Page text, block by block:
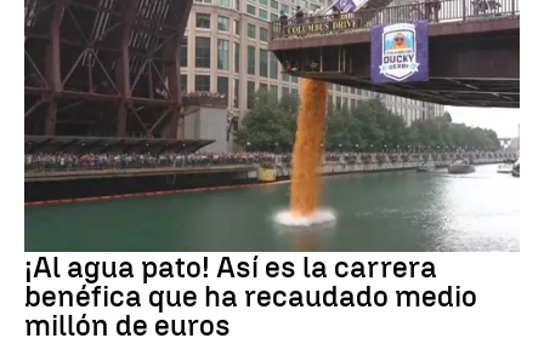
¡Al agua pato! Así es la carrera
benéfica que ha recaudado medio
millón de euros